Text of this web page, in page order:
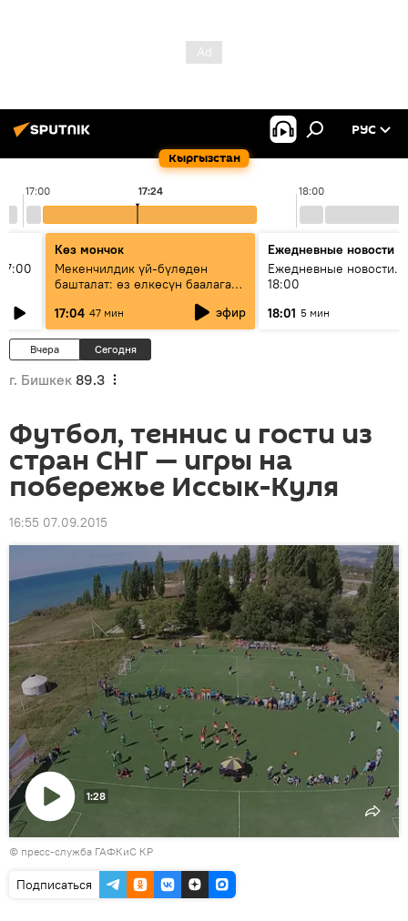
Кыргызстан
РУС
17:00 18:00
17:24
Көз мончок
Мекенчилдик үй-бүлөдөн
башталат: өз өлкөсүн баалаган
муунду кантип тарбиялоо
керек?
17:04 47 мин эфир
Ежедневные новости
Ежедневные новости.
18:00
18:01 5 мин
Вчера Сегодня
г. Бишкек 89.3
Футбол, теннис и гости из
стран СНГ — игры на
побережье Иссык-Куля
16:55 07.09.2015
Воспроизвести
видео
1:28
© пресс-служба ГАФКиС КР
Подписаться